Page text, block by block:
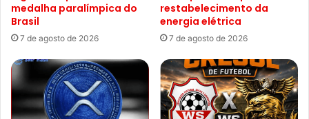
medalha paralímpica do
Brasil
7 de agosto de 2026
restabelecimento da
energia elétrica
7 de agosto de 2026